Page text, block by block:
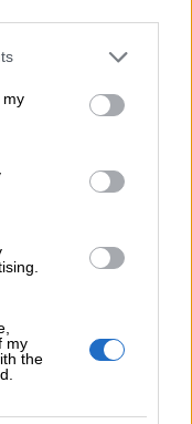
my
my
the
da te